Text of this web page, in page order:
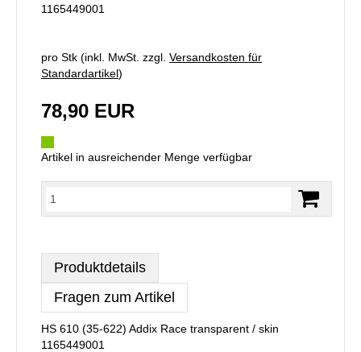
1165449001
pro Stk (inkl. MwSt. zzgl. Versandkosten für
Standardartikel)
78,90 EUR
Artikel in ausreichender Menge verfügbar
Produktdetails
Fragen zum Artikel
HS 610 (35-622) Addix Race transparent / skin
1165449001